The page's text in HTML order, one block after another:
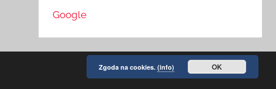
Google
Zgoda na cookies. (info) OK